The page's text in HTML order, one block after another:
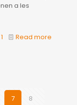
a les
1 Read more
7
8